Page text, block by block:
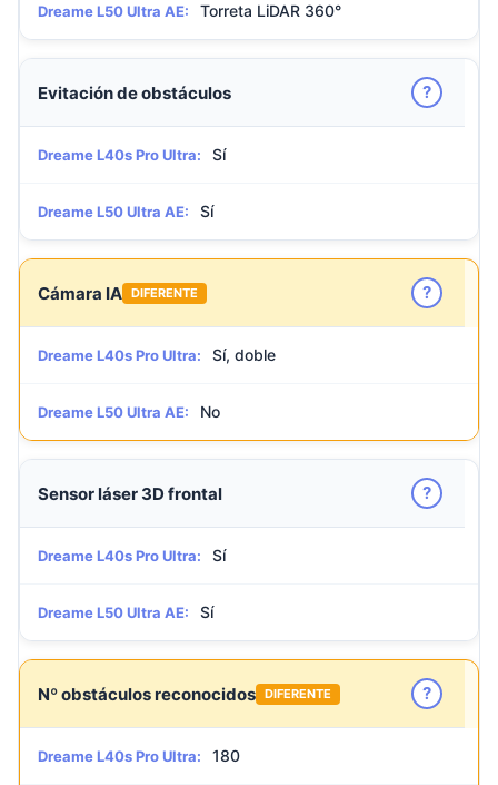
Dreame L50 Ultra AE: Torreta LiDAR 360°
Evitación de obstáculos ?
Dreame L40s Pro Ultra: Sí
Dreame L50 Ultra AE: Sí
Cámara IA DIFERENTE ?
Dreame L40s Pro Ultra: Sí, doble
Dreame L50 Ultra AE: No
Sensor láser 3D frontal ?
Dreame L40s Pro Ultra: Sí
Dreame L50 Ultra AE: Sí
Nº obstáculos reconocidos DIFERENTE ?
Dreame L40s Pro Ultra: 180